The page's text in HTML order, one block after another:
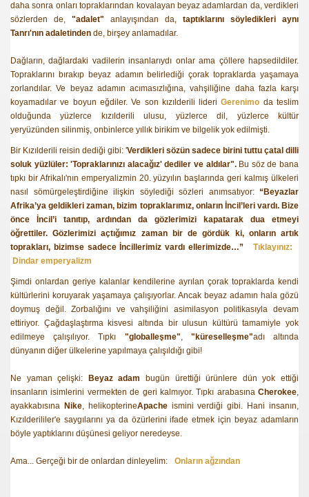
daha sonra onları topraklarından kovalayan beyaz adamlardan da, verdikleri
sözlerden de, "adalet" anlayışından da, taptıklarını söyledikleri aynı
Tanrı'nın adaletinden de, birşey anlamadılar.
Dağların, dağlardaki vadilerin insanlarıydı onlar ama çöllere hapsedildiler.
Topraklarını bırakıp beyaz adamın belirlediği çorak topraklarda yaşamaya
zorlandılar. Ve beyaz adamın acımasızlığına, vahşiliğine daha fazla karşı
koyamadılar ve boyun eğdiler. Ve son kızılderili lideriGerenimo da teslim
olduğunda yüzlerce kızılderili ulusu, yüzlerce dil, yüzlerce kültür
yeryüzünden silinmiş, onbinlerce yıllık birikim ve bilgelik yok edilmişti.
Bir Kızılderili reisin dediği gibi: 'Verdikleri sözün sadece birini tuttu çatal dilli
soluk yüzlüler: 'Topraklarınızı alacağız' dediler ve aldılar". Bu söz de bana
tıpkı bir Afrikalı'nın emperyalizmin 20. yüzyılın başlarında geri kalmış ülkeleri
nasıl sömürgeleştirdiğine ilişkin söylediği sözleri anımsatıyor: “Beyazlar
Afrika’ya geldikleri zaman, bizim topraklarımız, onların İncil’leri vardı. Bize
önce İncil’i tanıtıp, ardından da gözlerimizi kapatarak dua etmeyi
öğrettiler. Gözlerimizi açtığımız zaman bir de gördük ki, onların artık
toprakları, bizimse sadece İncillerimiz vardı ellerimizde…”
Tıklayınız:
Dindar emperyalizm
Şimdi onlardan geriye kalanlar kendilerine ayrılan çorak topraklarda kendi
kültürlerini koruyarak yaşamaya çalışıyorlar. Ancak beyaz adamın hala gözü
doymuş değil. Zorbalığını ve vahşiliğini asimilasyon politikasıyla devam
ettiriyor. Çağdaşlaştırma kisvesi altında bir ulusun kültürü tamamiyle yok
edilmeye çalışılıyor. Tıpkı "globalleşme", "küreselleşme"adı altında
dünyanın diğer ülkelerine yapılmaya çalışıldığı gibi!
Ne yaman çelişki: Beyaz adam
bugün ürettiği ürünlere dün yok ettiği
insanların isimlerini vermekten de geri kalmıyor. Tıpkı arabasına Cherokee,
ayakkabısına Nike, helikopterineApacheismini verdiği gibi. Hani insanın,
Kızılderililer'e saygılarını ya da özürlerini ifade etmek için beyaz adamların
böyle yaptıklarını düşünesi geliyor neredeyse.
Ama... Gerçeği bir de onlardan dinleyelim: Onların ağzından